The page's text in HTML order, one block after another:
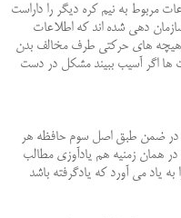
مربوط به نیم کره دیگر را داراست
دهی شده اند که اطلاعات
های حرکتی طرف مخالف بدن
اگر آسیب ببیند مشکل در دست
و در ضمن طبق اصل سوم حافظه هر
همان زمنیه هم یادآوزی مطالب
یاد می آورد که یادگرفته باشد